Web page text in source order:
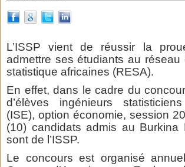
L’ISSP vient de réussir la
admettre ses étudiants au réseau
statistique africaines (RESA).
En effet, dans le cadre du
d’élèves ingénieurs
(ISE), option économie, session
(10) candidats admis au Burkina
sont de l’ISSP.
Le concours est organisé